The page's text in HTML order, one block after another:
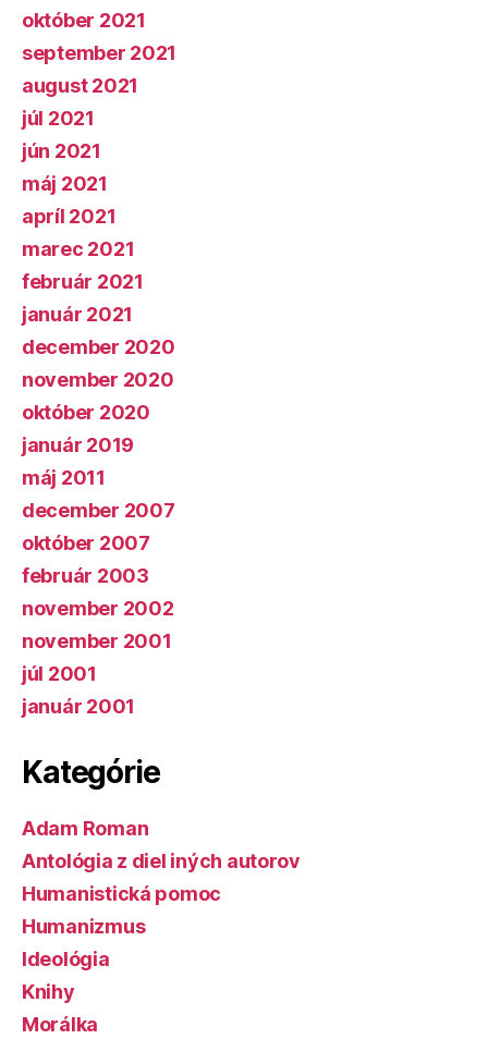
október 2021
september 2021
august 2021
júl 2021
jún 2021
máj 2021
apríl 2021
marec 2021
február 2021
január 2021
december 2020
november 2020
október 2020
január 2019
máj 2011
december 2007
október 2007
február 2003
november 2002
november 2001
júl 2001
január 2001
Kategórie
Adam Roman
Antológia z diel iných autorov
Humanistická pomoc
Humanizmus
Ideológia
Knihy
Morálka